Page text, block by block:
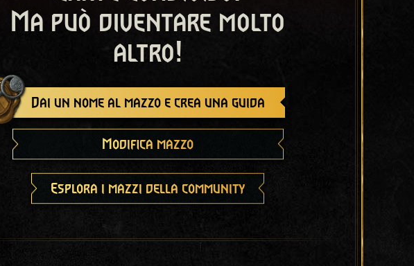
Ma può diventare molto
altro!
Dai un nome al mazzo e crea una guida
Modifica mazzo
Esplora i mazzi della community